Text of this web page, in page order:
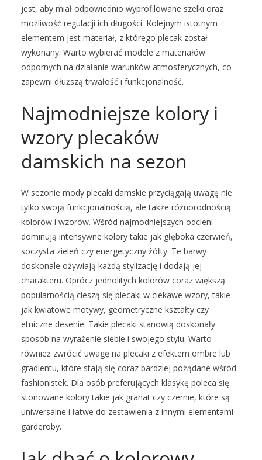
jest, aby miał odpowiednio wyprofilowane szelki oraz
możliwość regulacji ich długości. Kolejnym istotnym
elementem jest materiał, z którego plecak został
wykonany. Warto wybierać modele z materiałów
odpornych na działanie warunków atmosferycznych, co
zapewni dłuższą trwałość i funkcjonalność.
Najmodniejsze kolory i
wzory plecaków
damskich na sezon
W sezonie mody plecaki damskie przyciągają uwagę nie
tylko swoją funkcjonalnością, ale także różnorodnością
kolorów i wzorów. Wśród najmodniejszych odcieni
dominują intensywne kolory takie jak głęboka czerwień,
soczysta zieleń czy energetyczny żółty. Te barwy
doskonale ożywiają każdą stylizację i dodają jej
charakteru. Oprócz jednolitych kolorów coraz większą
popularnością cieszą się plecaki w ciekawe wzory, takie
jak kwiatowe motywy, geometryczne kształty czy
etniczne desenie. Takie plecaki stanowią doskonały
sposób na wyrażenie siebie i swojego stylu. Warto
również zwrócić uwagę na plecaki z efektem ombre lub
gradientu, które stają się coraz bardziej pożądane wśród
fashionistek. Dla osób preferujących klasykę poleca się
stonowane kolory takie jak granat czy czernie, które są
uniwersalne i łatwe do zestawienia z innymi elementami
garderoby.